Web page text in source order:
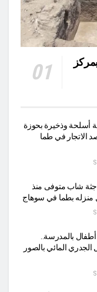
أسلحة وذخيرة بحوزة
الاتجار في طما
جثة شاب متوفى منذ
منزله بطما في سوهاج
إصابة 6 أطفال بالمدرسة..
المائي بالصور